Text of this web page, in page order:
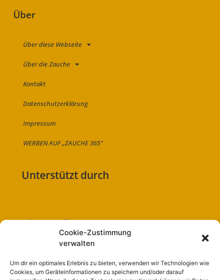
Cookie-Zustimmung
verwalten
Um dir ein optimales Erlebnis zu bieten, verwenden wir Technologien wie
Cookies, um Geräteinformationen zu speichern und/oder darauf
Über
Über diese Webseite
Über die Zauche
Kontakt
Datenschutzerklärung
Impressum
WERBEN AUF „ZAUCHE 365“
Unterstützt durch
Folge uns auf: